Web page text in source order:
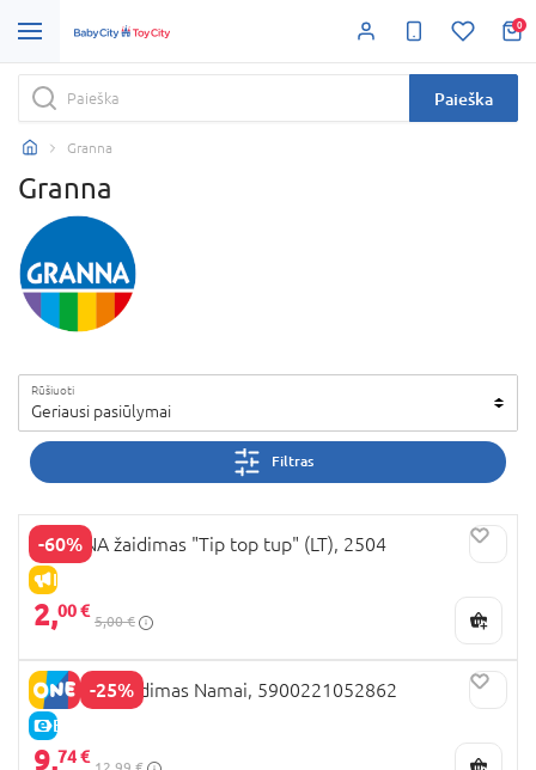
0
Paieška
Granna
Granna
Rūšiuoti
Geriausi pasiūlymai
Filtras
-60%
IŠPARDAVIMAS
GRANNA žaidimas "Tip top tup" (LT), 2504
2,00 €
5,00 €
-25%
E-KAINA
GRANNA Žaidimas Namai, 5900221052862
9,74 €